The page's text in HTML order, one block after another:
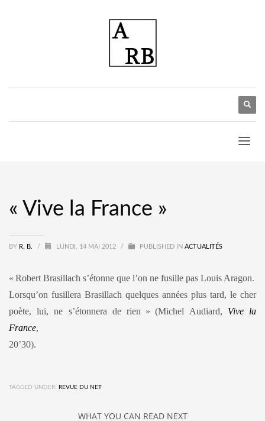
« Vive la France »
BY R. B. / LUNDI, 14 MAI 2012 / PUBLISHED IN ACTUALITÉS
« Robert Brasillach s’étonne que l’on ne fusille pas Louis Aragon.
Lorsqu’on fusillera Brasillach quelques années plus tard, le cher
poète, lui, ne s’étonnera de rien » (Michel Audiard, Vive la
France,
20’30).
TAGGED UNDER: REVUE DU NET
WHAT YOU CAN READ NEXT